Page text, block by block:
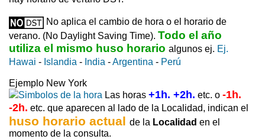
No aplica el cambio de hora o el horario de
verano. (No Daylight Saving Time). Todo el año
utiliza el mismo huso horario algunos ej. Ej.
Hawai - Islandia - India -Argentina - Perú
Ejemplo New York
Las horas +1h. +2h. etc. o -1h.
-2h. etc. que aparecen al lado de la Localidad, indican el
huso horario actual de la Localidad en el
momento de la consulta.